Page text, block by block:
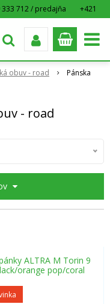
333 712 / predajňa
+421
obuv - road
Pánska
- road
ALTRA M Torin 9
orange pop/coral